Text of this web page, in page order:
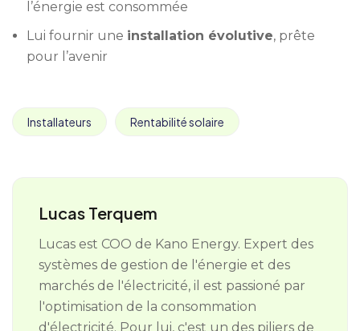
l’énergie est consommée
Lui fournir une installation évolutive, prête
pour l’avenir
Installateurs Rentabilité solaire
Lucas Terquem
Lucas est COO de Kano Energy. Expert des
systèmes de gestion de l'énergie et des
marchés de l'électricité, il est passioné par
l'optimisation de la consommation
d'électricité. Pour lui, c'est un des piliers de